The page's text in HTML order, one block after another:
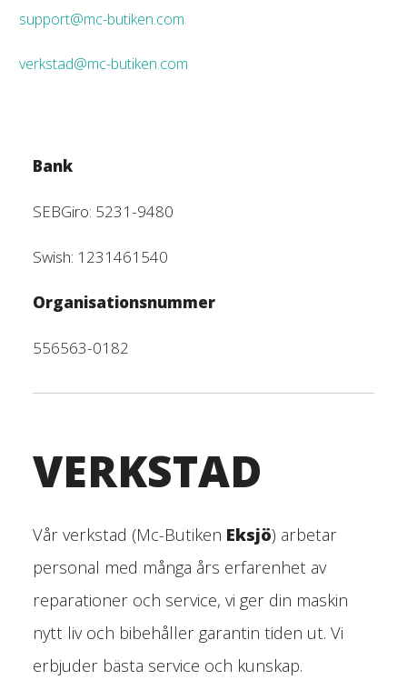
support@mc-butiken.com
verkstad@mc-butiken.com
Bank
SEBGiro: 5231-9480
Swish: 1231461540
Organisationsnummer
556563-0182
VERKSTAD
Vår verkstad (Mc-Butiken Eksjö) arbetar
personal med många års erfarenhet av
reparationer och service, vi ger din maskin
nytt liv och bibehåller garantin tiden ut. Vi
erbjuder bästa service och kunskap.